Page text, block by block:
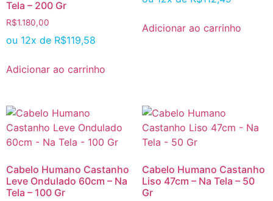
Tela – 200 Gr
R$1.180,00
ou 12x de R$119,58
Adicionar ao carrinho
Adicionar ao carrinho
Cabelo Humano Castanho
Leve Ondulado 60cm – Na
Tela – 100 Gr
Cabelo Humano Castanho
Liso 47cm – Na Tela – 50
Gr